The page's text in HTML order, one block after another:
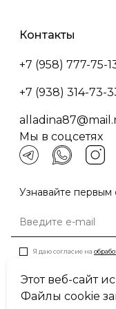
Контакты
+7 (958) 777-75-
+7 (938) 314-73-
Мы в соцсетях
Узнавайте первым
Я даю согласие на
Пользовательское
Этот веб-сайт
Файлы cookie